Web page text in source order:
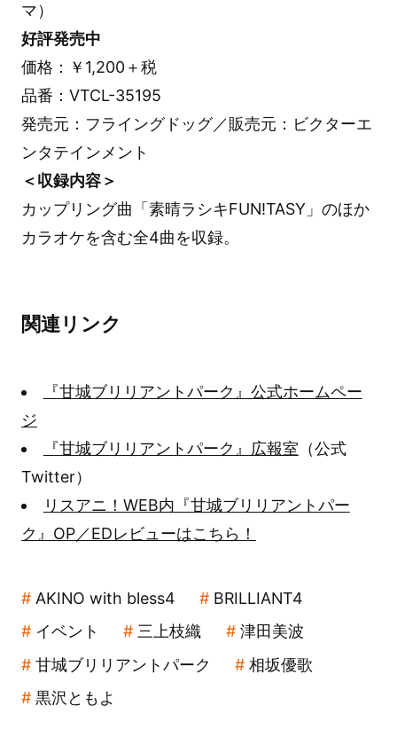
マ）
好評発売中
価格：￥1,200＋税
品番：VTCL-35195
発売元：フライングドッグ／販売元：ビクターエ
ンタテインメント
＜収録内容＞
カップリング曲「素晴ラシキFUN!TASY」のほか
カラオケを含む全4曲を収録。
関連リンク
『甘城ブリリアントパーク』公式ホームペー
ジ
『甘城ブリリアントパーク』広報室 （公式
Twitter）
リスアニ！WEB内『甘城ブリリアントパー
ク』OP／EDレビューはこちら！
AKINO with bless4
BRILLIANT4
イベント
三上枝織
津田美波
甘城ブリリアントパーク
相坂優歌
黒沢ともよ